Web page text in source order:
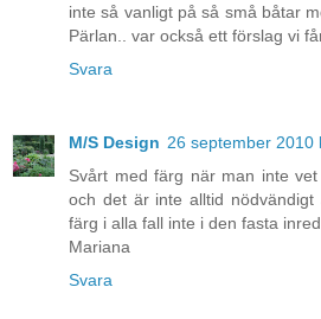
inte så vanligt på så små båtar
Pärlan.. var också ett förslag vi
Svara
M/S Design 26 september 2010
Svårt med färg när man inte
och det är inte alltid
färg i alla fall inte i den fasta
Mariana
Svara